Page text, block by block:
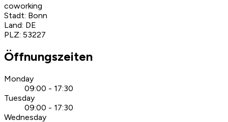
coworking
Stadt: Bonn
Land: DE
PLZ: 53227
Öffnungszeiten
Monday
09:00 - 17:30
Tuesday
09:00 - 17:30
Wednesday